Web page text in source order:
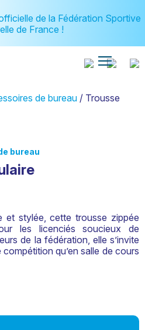
de la Fédération Sportive
de France !
de bureau / Trousse
bureau
et stylée, cette trousse zippée
les licenciés soucieux de
de la fédération, elle s’invite
qu’en salle de cours